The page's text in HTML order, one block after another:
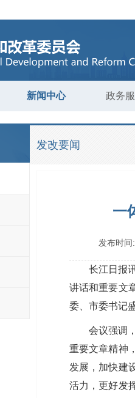
新闻中心 政务
发改要闻
一
发布时
长江日报
讲话和重要文
委、市委书记
会议强调
重要文章精神
发展，加快建
活力，更好发